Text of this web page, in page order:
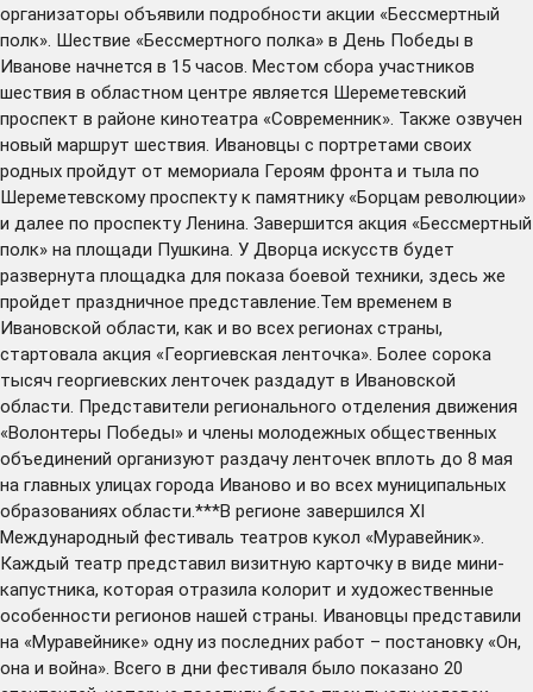
организаторы объявили подробности акции «Бессмертный
полк». Шествие «Бессмертного полка» в День Победы в
Иванове начнется в 15 часов. Местом сбора участников
шествия в областном центре является Шереметевский
проспект в районе кинотеатра «Современник». Также озвучен
новый маршрут шествия. Ивановцы с портретами своих
родных пройдут от мемориала Героям фронта и тыла по
Шереметевскому проспекту к памятнику «Борцам революции»
и далее по проспекту Ленина. Завершится акция «Бессмертный
полк» на площади Пушкина. У Дворца искусств будет
развернута площадка для показа боевой техники, здесь же
пройдет праздничное представление.Тем временем в
Ивановской области, как и во всех регионах страны,
стартовала акция «Георгиевская ленточка». Более сорока
тысяч георгиевских ленточек раздадут в Ивановской
области. Представители регионального отделения движения
«Волонтеры Победы» и члены молодежных общественных
объединений организуют раздачу ленточек вплоть до 8 мая
на главных улицах города Иваново и во всех муниципальных
образованиях области.***В регионе завершился XI
Международный фестиваль театров кукол «Муравейник».
Каждый театр представил визитную карточку в виде мини-
капустника, которая отразила колорит и художественные
особенности регионов нашей страны. Ивановцы представили
на «Муравейнике» одну из последних работ – постановку «Он,
она и война». Всего в дни фестиваля было показано 20